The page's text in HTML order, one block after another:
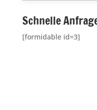
Schnelle
[formidable id=3]